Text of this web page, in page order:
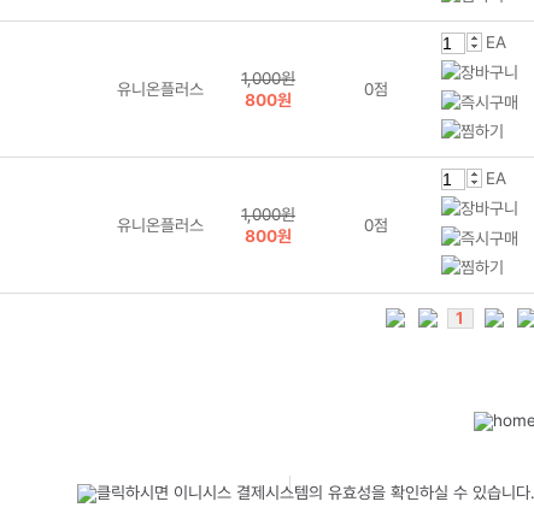
유니온플러스
1,000원
800원
0점
EA
유니온플러스
1,000원
800원
0점
EA
1